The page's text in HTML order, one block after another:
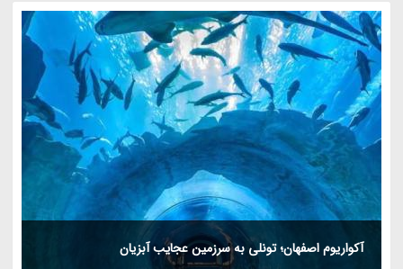
آکواریوم اصفهان؛ تونلی به سرزمین عجایب آبزیان